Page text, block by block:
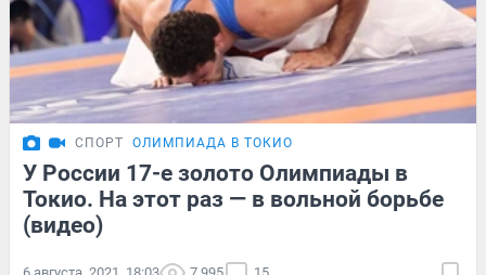
СПОРТ ОЛИМПИАДА В ТОКИО
У России 17-е золото Олимпиады в
Токио. На этот раз — в вольной борьбе
(видео)